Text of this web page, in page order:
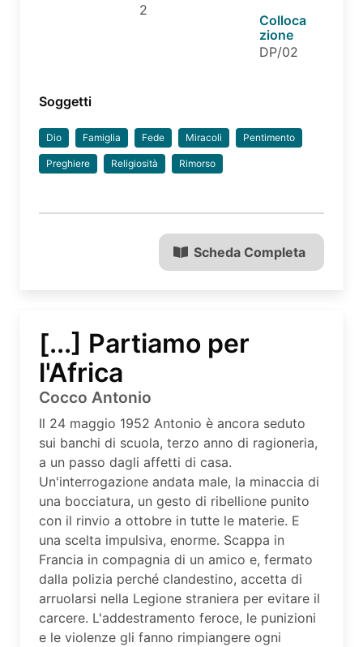
2
Colloca
zione
DP/02
Soggetti
Dio Famiglia Fede Miracoli Pentimento
Preghiere Religiosità Rimorso
Scheda Completa
[...] Partiamo per
l'Africa
Cocco Antonio
Il 24 maggio 1952 Antonio è ancora seduto
sui banchi di scuola, terzo anno di ragioneria,
a un passo dagli affetti di casa.
Un'interrogazione andata male, la minaccia di
una bocciatura, un gesto di ribellione punito
con il rinvio a ottobre in tutte le materie. E
una scelta impulsiva, enorme. Scappa in
Francia in compagnia di un amico e, fermato
dalla polizia perché clandestino, accetta di
arruolarsi nella Legione straniera per evitare il
carcere. L'addestramento feroce, le punizioni
e le violenze gli fanno rimpiangere ogni